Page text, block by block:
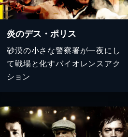
炎のデス・ポリス
砂漠の小さな警察署が一夜にし
て戦場と化すバイオレンスアク
ション